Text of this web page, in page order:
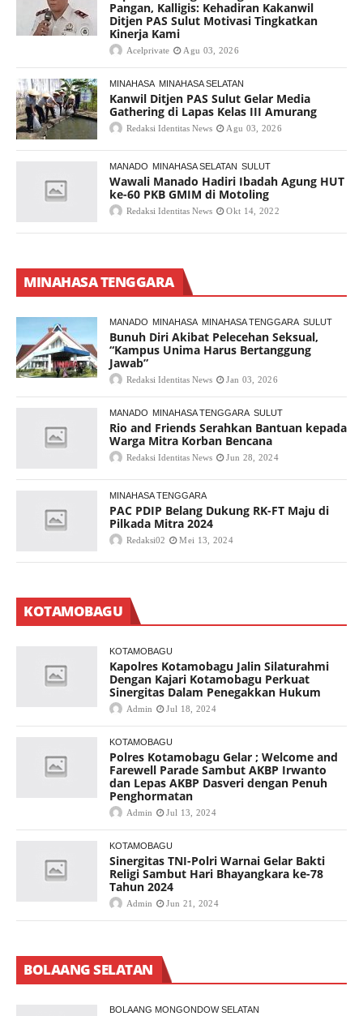
Pangan, Kalligis: Kehadiran Kakanwil
Ditjen PAS Sulut Motivasi Tingkatkan
Kinerja Kami
Acelprivate Agu 03, 2026
MINAHASA MINAHASA SELATAN
Kanwil Ditjen PAS Sulut Gelar Media
Gathering di Lapas Kelas III Amurang
Redaksi Identitas News Agu 03, 2026
MANADO MINAHASA SELATAN SULUT
Wawali Manado Hadiri Ibadah Agung HUT
ke-60 PKB GMIM di Motoling
Redaksi Identitas News Okt 14, 2022
MINAHASA TENGGARA
MANADO MINAHASA MINAHASA TENGGARA SULUT
Bunuh Diri Akibat Pelecehan Seksual,
“Kampus Unima Harus Bertanggung
Jawab”
Redaksi Identitas News Jan 03, 2026
MANADO MINAHASA TENGGARA SULUT
Rio and Friends Serahkan Bantuan kepada
Warga Mitra Korban Bencana
Redaksi Identitas News Jun 28, 2024
MINAHASA TENGGARA
PAC PDIP Belang Dukung RK-FT Maju di
Pilkada Mitra 2024
Redaksi02 Mei 13, 2024
KOTAMOBAGU
KOTAMOBAGU
Kapolres Kotamobagu Jalin Silaturahmi
Dengan Kajari Kotamobagu Perkuat
Sinergitas Dalam Penegakkan Hukum
Admin Jul 18, 2024
KOTAMOBAGU
Polres Kotamobagu Gelar ; Welcome and
Farewell Parade Sambut AKBP Irwanto
dan Lepas AKBP Dasveri dengan Penuh
Penghormatan
Admin Jul 13, 2024
KOTAMOBAGU
Sinergitas TNI-Polri Warnai Gelar Bakti
Religi Sambut Hari Bhayangkara ke-78
Tahun 2024
Admin Jun 21, 2024
BOLAANG SELATAN
BOLAANG MONGONDOW SELATAN